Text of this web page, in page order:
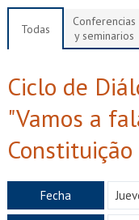
Académicos
Todas
Conferencias
y seminarios
Ciclo de
"Vamos a
Fecha